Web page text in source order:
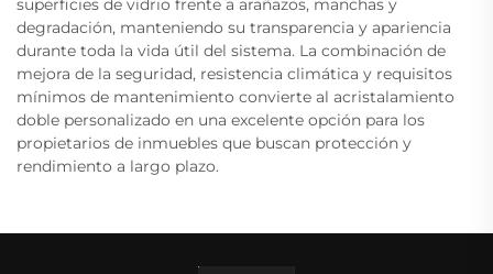
superficies de vidrio frente a arañazos, manchas y
degradación, manteniendo su transparencia y apariencia
durante toda la vida útil del sistema. La combinación de
mejora de la seguridad, resistencia climática y requisitos
mínimos de mantenimiento convierte al acristalamiento
doble personalizado en una excelente opción para los
propietarios de inmuebles que buscan protección y
rendimiento a largo plazo.